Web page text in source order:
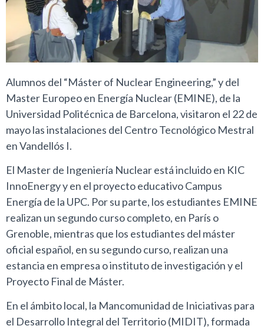
Alumnos del “Máster of Nuclear Engineering,” y del
Master Europeo en Energía Nuclear (EMINE), de la
Universidad Politécnica de Barcelona, visitaron el 22 de
mayo las instalaciones del Centro Tecnológico Mestral
en Vandellós I.
El Master de Ingeniería Nuclear está incluido en KIC
InnoEnergy y en el proyecto educativo Campus
Energía de la UPC. Por su parte, los estudiantes EMINE
realizan un segundo curso completo, en París o
Grenoble, mientras que los estudiantes del máster
oficial español, en su segundo curso, realizan una
estancia en empresa o instituto de investigación y el
Proyecto Final de Máster.
En el ámbito local, la Mancomunidad de Iniciativas para
el Desarrollo Integral del Territorio (MIDIT), formada